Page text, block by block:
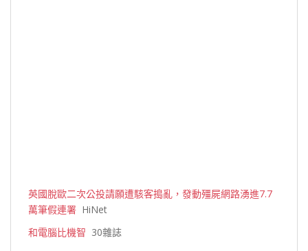
英國脫歐二次公投請願遭駭客搗亂，發動殭屍網路湧進7.7
萬筆假連署 HiNet
和電腦比機智 30雜誌